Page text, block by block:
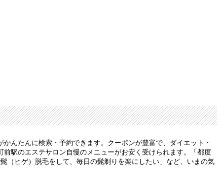
んたんに検索・予約できます。クーポンが豊富で、ダイエット・
駅のエステサロン自慢のメニューがお安く受けられます。「都度
（ヒゲ）脱毛をして、毎日の髭剃りを楽にしたい」など、いまの気